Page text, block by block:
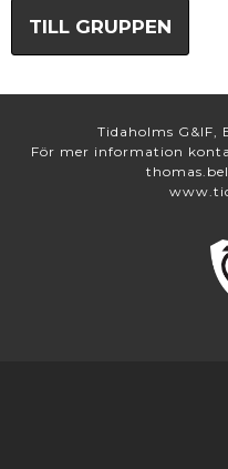
TILL GRUPPEN
Tidaholms G&IF,
För mer information